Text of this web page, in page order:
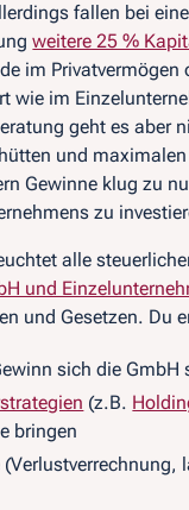
fallen bei
weitere 25 %
im Privatvermögen
wie im
geht es aber
und
Gewinne klug zu
zu
alle
und
und Gesetzen. Du
sich die GmbH
(z.B.
bringen